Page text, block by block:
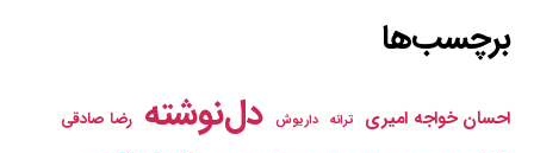
برچسب‌ها
احسان خواجه امیری ترانه داریوش دل‌نوشته رضا صادقی